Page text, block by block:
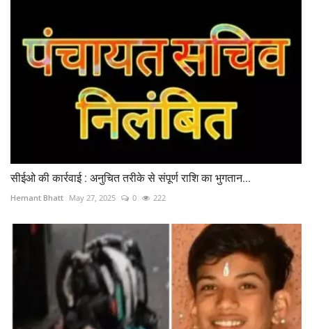
सीईओ की कार्रवाई : अनुचित तरीके से संपूर्ण राशि का भुगतान...
Hemant Bhatt May 27, 2025 0 222